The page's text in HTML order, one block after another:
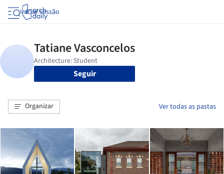
Iniciar sessão
Seguir
Organizar Ver todas as pastas